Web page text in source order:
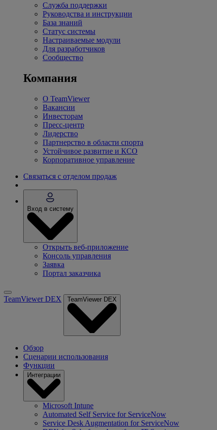
Служба поддержки
Руководства и инструкции
База знаний
Статус системы
Настраиваемые модули
Для разработчиков
Сообщество
Компания
О TeamViewer
Вакансии
Инвесторам
Пресс-центр
Лидерство
Партнерство в области спорта
Устойчивое развитие и КСО
Корпоративное управление
Связаться с отделом продаж
Вход в систему
Открыть веб-приложение
Консоль управления
Заявка
Портал заказчика
TeamViewer DEX TeamViewer DEX
Обзор
Сценарии использования
Функции
Интеграции
Microsoft Intune
Automated Self Service for ServiceNow
Service Desk Augmentation for ServiceNow